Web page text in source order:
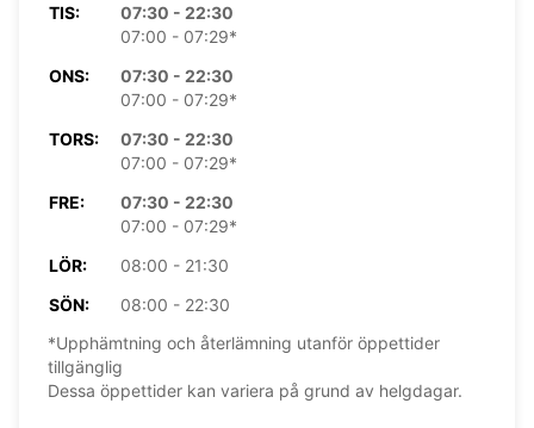
TIS:
07:30 - 22:30
07:00 - 07:29*
ONS:
07:30 - 22:30
07:00 - 07:29*
TORS:
07:30 - 22:30
07:00 - 07:29*
FRE:
07:30 - 22:30
07:00 - 07:29*
LÖR:
08:00 - 21:30
SÖN:
08:00 - 22:30
*Upphämtning och återlämning utanför öppettider
tillgänglig
Dessa öppettider kan variera på grund av helgdagar.